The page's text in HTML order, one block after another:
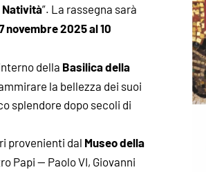
Natività”. La rassegna sarà
novembre 2025 al 10
della Basilica della
la bellezza dei suoi
splendore dopo secoli di
provenienti dal Museo della
Papi — Paolo VI, Giovanni